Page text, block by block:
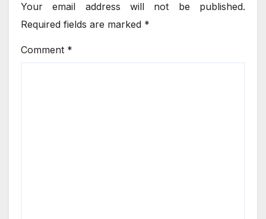
Your email address will not be published.
Required fields are marked *
Comment *